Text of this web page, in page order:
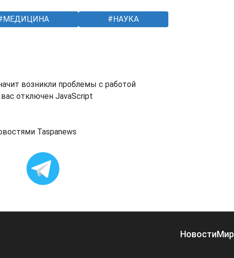
МЕДИЦИНА НАУКА
возникли проблемы с работой
отключен JavaScript
Taspanews
НовостиМир